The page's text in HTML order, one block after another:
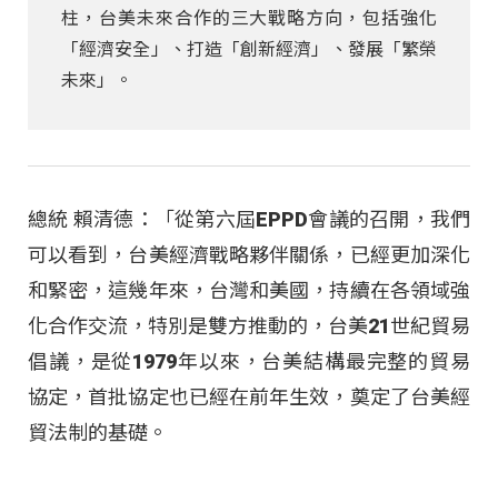
柱，台美未來合作的三大戰略方向，包括強化
「經濟安全」、打造「創新經濟」、發展「繁榮
未來」。
總統 賴清德：「從第六屆EPPD會議的召開，我們
可以看到，台美經濟戰略夥伴關係，已經更加深化
和緊密，這幾年來，台灣和美國，持續在各領域強
化合作交流，特別是雙方推動的，台美21世紀貿易
倡議，是從1979年以來，台美結構最完整的貿易
協定，首批協定也已經在前年生效，奠定了台美經
貿法制的基礎。